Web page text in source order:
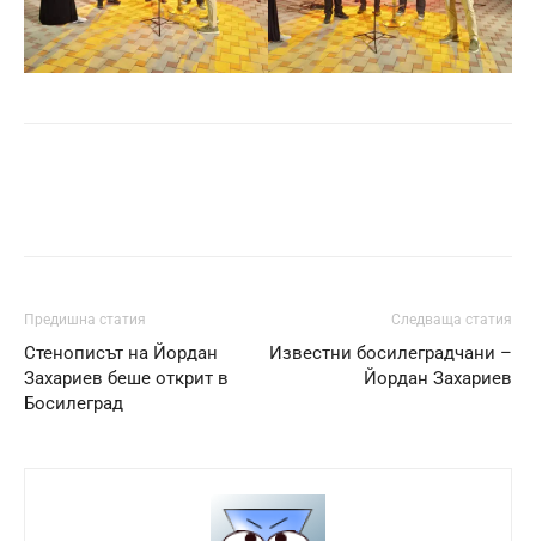
Предишна статия
Стенописът на Йордан
Захариев беше открит в
Босилеград
Следваща статия
Известни босилеградчани –
Йордан Захариев